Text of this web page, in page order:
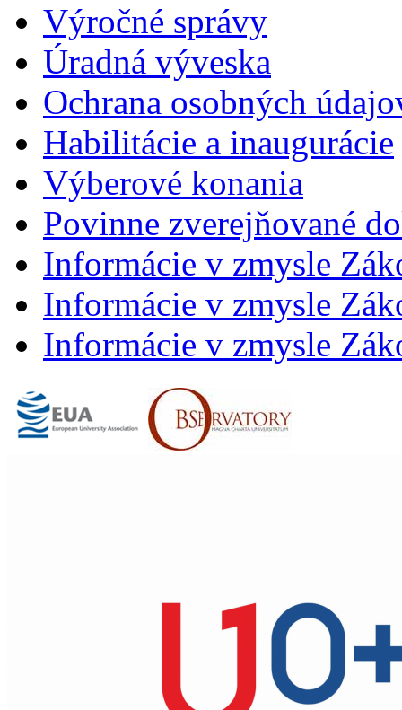
Výročné správy
Úradná výveska
Ochrana osobných
Habilitácie a inaugurácie
Výberové konania
Povinne zverejňované
Informácie v zmysle
Informácie v zmysle
Informácie v zmysle